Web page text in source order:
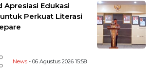
Apresiasi Edukasi
Perkuat Literasi
News - 06 Agustus 2026 15:58